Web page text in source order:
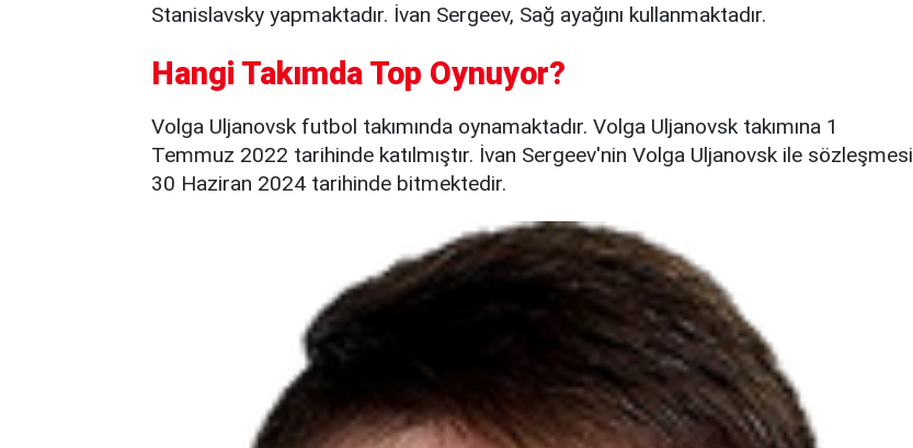
Stanislavsky yapmaktadır. İvan Sergeev, Sağ ayağını kullanmaktadır.
Hangi Takımda Top Oynuyor?
Volga Uljanovsk futbol takımında oynamaktadır. Volga Uljanovsk takımına 1
Temmuz 2022 tarihinde katılmıştır. İvan Sergeev'nin Volga Uljanovsk ile sözleşmesi
30 Haziran 2024 tarihinde bitmektedir.